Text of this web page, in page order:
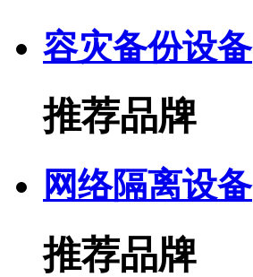
容灾备份设备
推荐品牌
网络隔离设备
推荐品牌